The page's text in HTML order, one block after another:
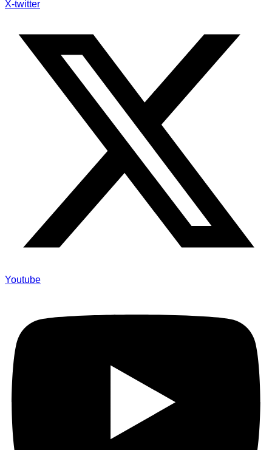
X-twitter
Youtube